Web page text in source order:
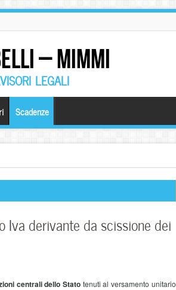
– MIMMI
LEGALI
Scadenze
Iva derivante da scissione dei
centrali dello Statotenuti al versamento unitario